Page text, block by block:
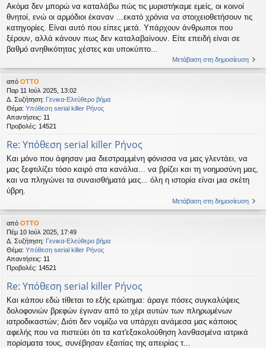
Ακόμα δεν μπορώ να καταλάβω πώς τις μυριστήκαμε εμείς, οι κοινοί
θνητοί, ενώ οι αρμόδιοι έκαναν ...εκατό χρόνια να στοιχειοθετήσουν τις
κατηγορίες. Είναι αυτό που είπες μετά. Υπάρχουν άνθρωποι που
ξέρουν, αλλά κάνουν πως δεν καταλαβαίνουν. Είτε επειδή είναι σε
βαθμό ανηθικότητας χέστες και υποκύπτο...
Μετάβαση στη δημοσίευση
από OTTO
Παρ 11 Ιούλ 2025, 13:02
Δ. Συζήτηση: Γενικα-Ελεύθερο βήμα
Θέμα: Υπόθεση serial killer Ρήνος
Απαντήσεις: 11
Προβολές: 14521
Re: Υπόθεση serial killer Ρήνος
Και μόνο που άφησαν μια διεστραμμένη φόνισσα να μας γλεντάει, να
μας ξεφτιλίζει τόσο καιρό στα κανάλια... να βρίζει και τη νοημοσύνη μας,
και να πληγώνει τα συναισθήματά μας... όλη η ιστορία είναι μια σκέτη
ύβρη.
Μετάβαση στη δημοσίευση
από OTTO
Πέμ 10 Ιούλ 2025, 17:49
Δ. Συζήτηση: Γενικα-Ελεύθερο βήμα
Θέμα: Υπόθεση serial killer Ρήνος
Απαντήσεις: 11
Προβολές: 14521
Re: Υπόθεση serial killer Ρήνος
Και κάπου εδώ τίθεται το εξής ερώτημα: άραγε πόσες συγκαλύψεις
δολοφονιών βρεφών έγιναν από το χέρι αυτών των πληρωμένων
ιατροδικαστών; Διότι δεν νομίζω να υπάρχει ανάμεσα μας κάποιος
αφελής που να πιστεύει ότι τα κατ'εξακολούθηση λανθασμένα ιατρικά
πορίσματα τους, συνέβησαν εξαιτίας της απειρίας τ...